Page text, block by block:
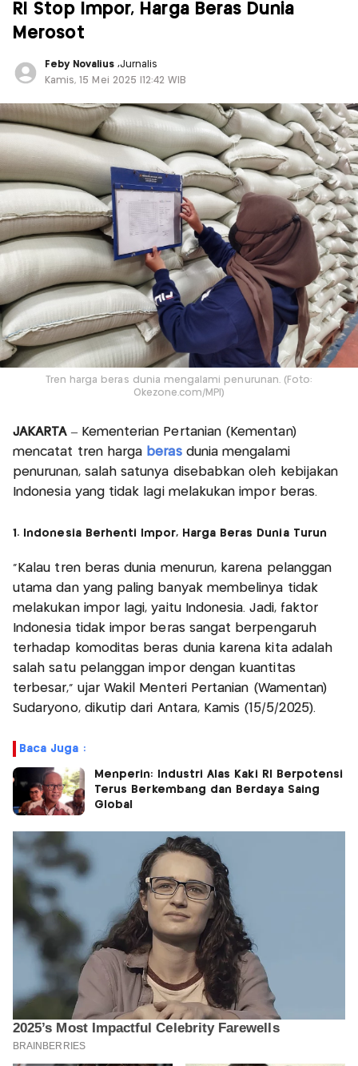
RI Stop Impor, Harga Beras Dunia
Merosot
Feby Novalius ,Jurnalis
Kamis, 15 Mei 2025 |12:42 WIB
Tren harga beras dunia mengalami penurunan. (Foto:
Okezone.com/MPI)
JAKARTA– Kementerian Pertanian (Kementan)
mencatat tren harga beras dunia mengalami
penurunan, salah satunya disebabkan oleh kebijakan
Indonesia yang tidak lagi melakukan impor beras.
1. Indonesia Berhenti Impor, Harga Beras Dunia Turun
"Kalau tren beras dunia menurun, karena pelanggan
utama dan yang paling banyak membelinya tidak
melakukan impor lagi, yaitu Indonesia. Jadi, faktor
Indonesia tidak impor beras sangat berpengaruh
terhadap komoditas beras dunia karena kita adalah
salah satu pelanggan impor dengan kuantitas
terbesar," ujar Wakil Menteri Pertanian (Wamentan)
Sudaryono, dikutip dari Antara, Kamis (15/5/2025).
Baca Juga :
Menperin: Industri Alas Kaki RI Berpotensi
Terus Berkembang dan Berdaya Saing
Global